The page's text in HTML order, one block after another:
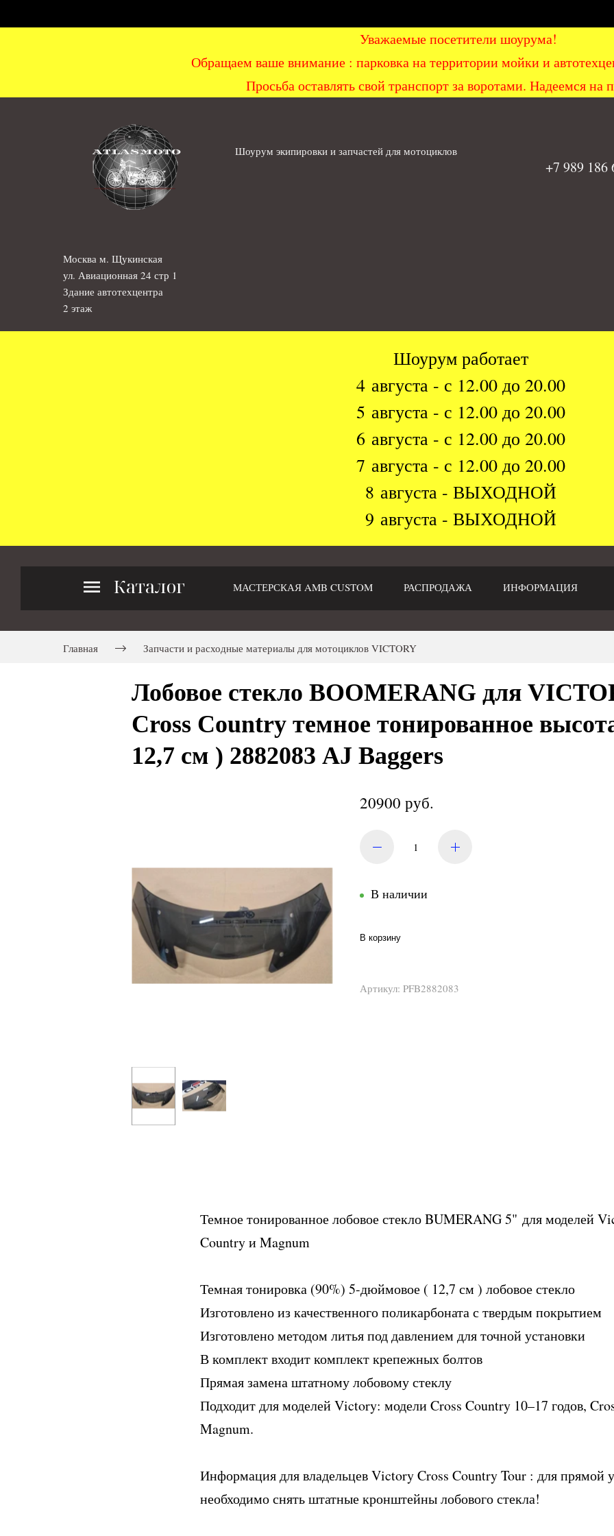
Уважаемые посетители шоурума!
Обращаем ваше внимание : парковка на территории мойки и
Просьба оставлять свой транспорт за воротами. Надеемся на
Шоурум экипировки и запчастей для мотоциклов
+7 989
Москва м. Щукинская
ул. Авиационная 24 стр 1
Здание автотехцентра
2 этаж
Шоурум работает
4 августа - с 12.00 до 20.00
5 августа - с 12.00 до 20.00
6 августа - с 12.00 до 20.00
7 августа - с 12.00 до 20.00
8 августа - ВЫХОДНОЙ
9 августа - ВЫХОДНОЙ
Каталог МАСТЕРСКАЯ AMB CUSTOM РАСПРОДАЖА ИНФОРМАЦИЯ
Главная Запчасти и расходные материалы для мотоциклов VICTORY
Лобовое стекло BOOMERANG для
Cross Country темное тонированное
12,7 см ) 2882083 AJ Baggers
20900 руб.
В наличии
В корзину
Артикул: PFB2882083
Темное тонированное лобовое стекло BUMERANG 5" для моделей
Country и Magnum
Темная тонировка (90%) 5-дюймовое ( 12,7 см ) лобовое стекло
Изготовлено из качественного поликарбоната с твердым покрытием
Изготовлено методом литья под давлением для точной установки
В комплект входит комплект крепежных болтов
Прямая замена штатному лобовому стеклу
Подходит для моделей Victory: модели Cross Country 10–17 годов,
Magnum.
Информация для владельцев Victory Cross Country Tour : для прямой
необходимо снять штатные кронштейны лобового стекла!